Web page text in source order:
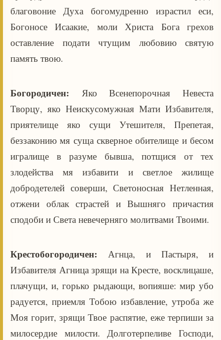
благовоние Духа богомудренно израстил еси,
Богоносе Исаакие, моли Христа Бога грехов
оставление подати чтущим любовию святую
память твою.
Богородичен: Яко Всенепорочная Невеста
Творцу, яко Неискусомужная Мати Избавителя,
приятелище яко сущи Утешителя, Препетая,
беззаконию мя суща скверное обителище и бесом
игралище в разуме бывша, потщися от тех
злодейства мя избавити и светлое жилище
добродетелей соверши, Светоносная Нетленная,
отжени облак страстей и Вышняго причастия
сподоби и Света невечерняго молитвами Твоими.
Крестобогородичен:Агнца, и Пастыря, и
Избавителя Агница зрящи на Кресте, восклицаше,
плачущи, и, горько рыдающи, вопияше: мир убо
радуется, приемля Тобою избавление, утроба же
Моя горит, зрящи Твое распятие, еже терпиши за
милосердие милости. Долготерпеливе Господи,